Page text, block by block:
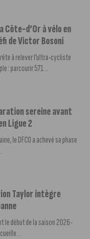
Côte-d’Or à vélo en
de Victor Bosoni
à relever l’ultra-cycliste
: parcourir 571...
sereine avant
Ligue 2
le DFCO a achevé sa phase
Taylor intègre
le début de la saison 2026-